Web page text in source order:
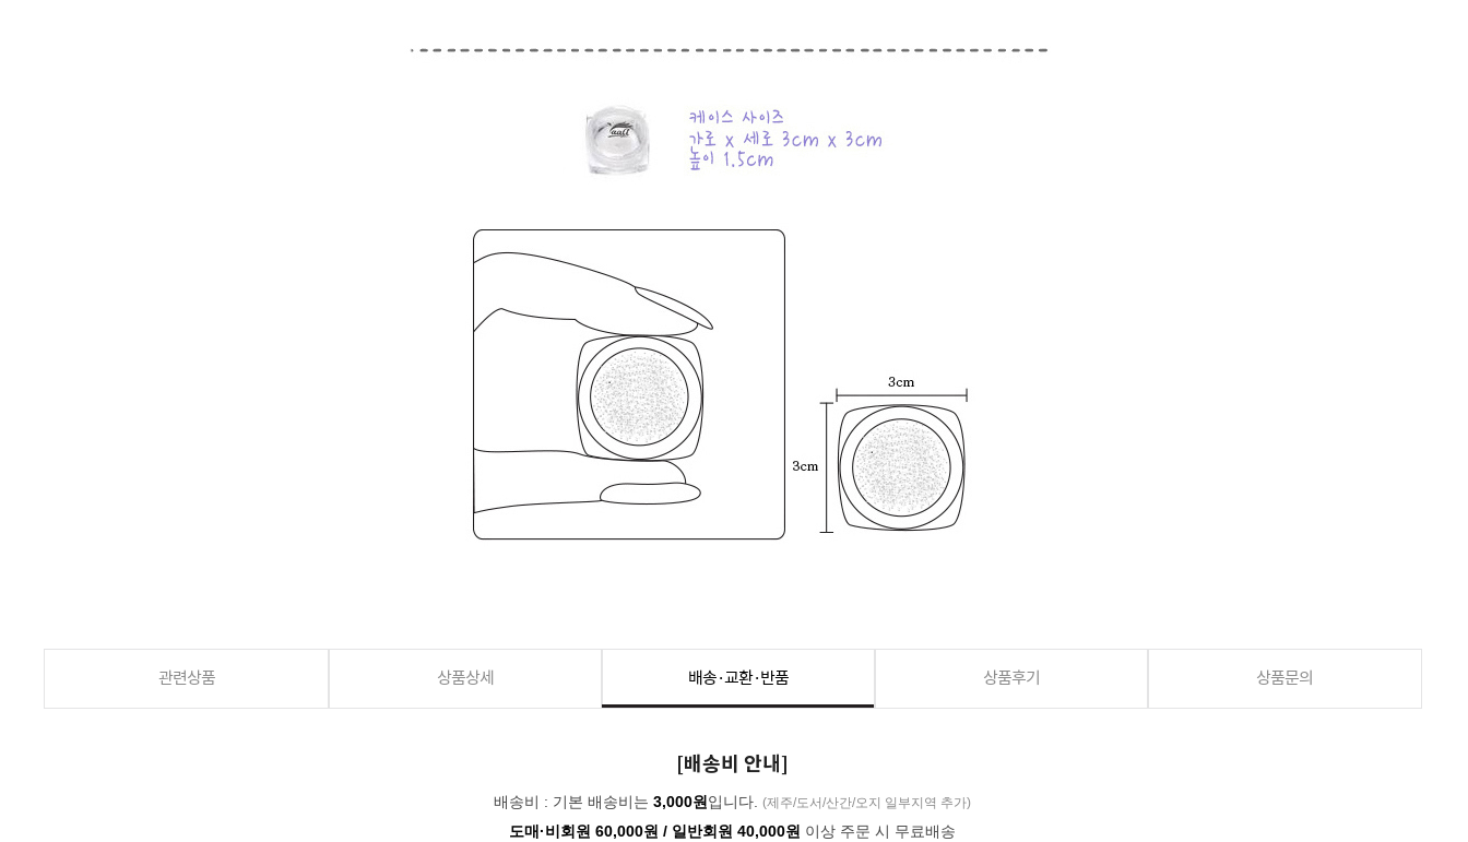
관련상품 상품상세 배송·교환·반품 상품후기 상품문의
[배송비 안내]
배송비 : 기본 배송비는 3,000원입니다. (제주/도서/산간/오지 일부지역 추가)
도매·비회원 60,000원 / 일반회원 40,000원 이상 주문 시 무료배송